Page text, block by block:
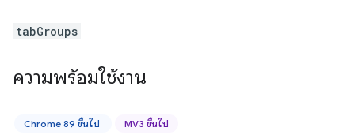
tabGroups
ความพร้อมใช้งาน
Chrome 89 ขึ้นไป MV3 ขึ้นไป